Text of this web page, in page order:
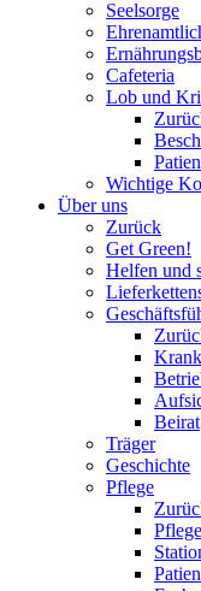
Seelsorge
Cafeteria
Lob und
Wichtige
Über uns
Zurück
Get Green!
Helfen und
Beirat
Träger
Geschichte
Pflege